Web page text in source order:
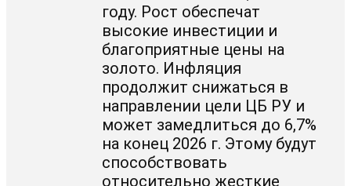
году. Рост обеспечат
высокие инвестиции и
благоприятные цены на
золото. Инфляция
продолжит снижаться в
направлении цели ЦБ РУ и
может замедлиться до 6,7%
на конец 2026 г. Этому будут
способствовать
относительно жесткие